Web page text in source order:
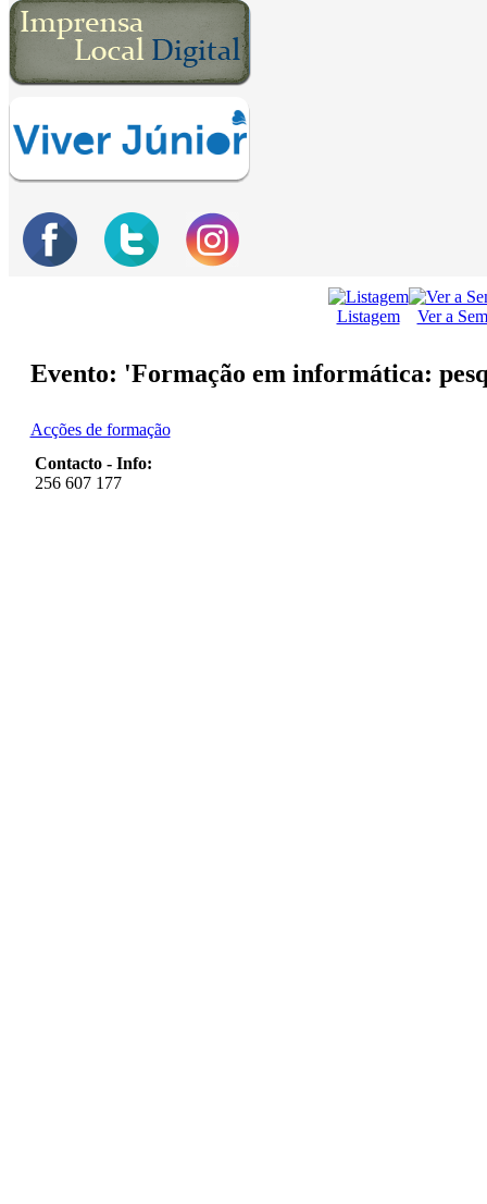
Listagem Ver a
Evento: 'Formação em informática:
Acções de formação
Contacto - Info:
256 607 177